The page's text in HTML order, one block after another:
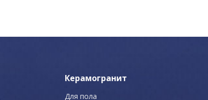
Керамогранит
Для пола